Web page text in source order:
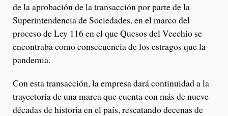
de la aprobación de la transacción por parte de la
Superintendencia de Sociedades, en el marco del
proceso de Ley 116 en el que Quesos del Vecchio se
encontraba como consecuencia de los estragos que la
pandemia.
Con esta transacción, la empresa dará continuidad a la
trayectoria de una marca que cuenta con más de nueve
décadas de historia en el país, rescatando decenas de